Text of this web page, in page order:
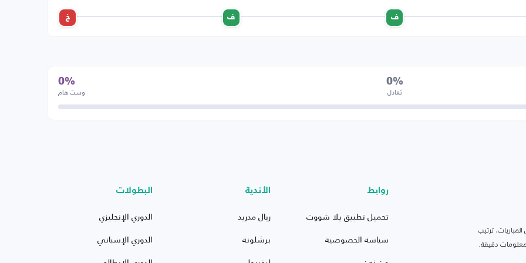
ف ف خ
0%
تعادل
0%
وست هام
ترتيب
دقيقة.
روابط
تحميل تطبيق يلا شووت
سياسة الخصوصية
الأندية
ريال مدريد
برشلونة
البطولات
الدوري الإنجليزي
الدوري الإسباني